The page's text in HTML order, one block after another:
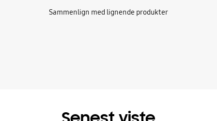
Sammenlign med lignende produkter